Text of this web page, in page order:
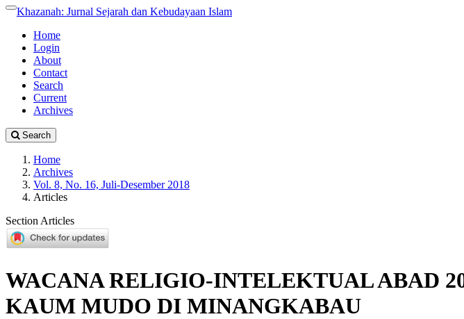
##plugins.themes.academic_pro.accessible_menu.label##
##plugins.themes.academic_pro.accessible_menu.main_navigation##
##plugins.themes.academic_pro.accessible_menu.main_content##
##plugins.themes.academic_pro.accessible_menu.sidebar##
Toggle
Khazanah: Jurnal Sejarah dan Kebudayaan Islam
Home
Login
About
Contact
Search
Current
Archives
Search
Home
Archives
Vol. 8, No. 16, Juli-Desember 2018
Articles
Section Articles
WACANA RELIGIO-INTELEKTUAL ABAD
KAUM MUDO DI MINANGKABAU